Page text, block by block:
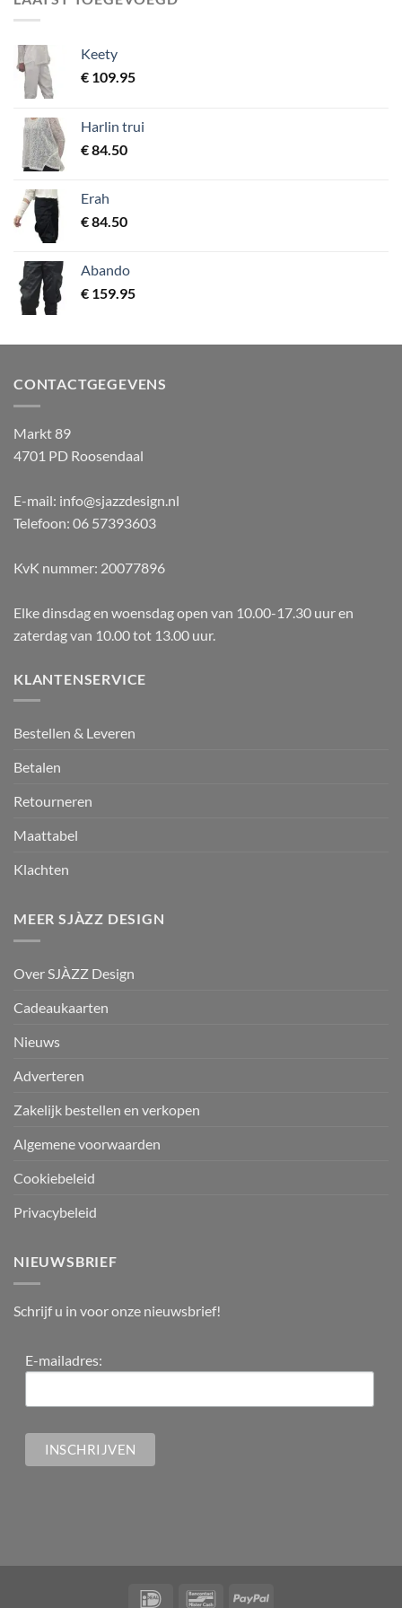
Keety
€ 109.95
Harlin trui
€84.50
Erah
€84.50
Abando
€ 159.95
CONTACTGEGEVENS
Markt 89
4701 PD Roosendaal
E-mail: info@sjazzdesign.nl
Telefoon: 06 57393603
KvK nummer: 20077896
Elke dinsdag en woensdag open van 10.00-17.30 uur en
zaterdag van 10.00 tot 13.00 uur.
KLANTENSERVICE
Bestellen & Leveren
Betalen
Retourneren
Maattabel
Klachten
MEER SJÀZZ DESIGN
Over SJÀZZ Design
Cadeaukaarten
Nieuws
Adverteren
Zakelijk bestellen en verkopen
Algemene voorwaarden
Cookiebeleid
Privacybeleid
NIEUWSBRIEF
Schrijf u in voor onze nieuwsbrief!
E-mailadres: